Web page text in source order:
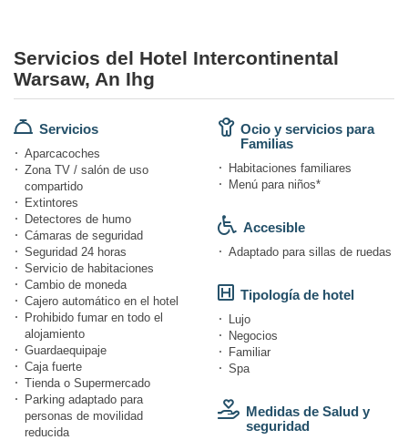
Servicios del Hotel Intercontinental
Warsaw, An Ihg
Servicios
Aparcacoches
Zona TV / salón de uso
compartido
Extintores
Detectores de humo
Cámaras de seguridad
Seguridad 24 horas
Servicio de habitaciones
Cambio de moneda
Cajero automático en el hotel
Prohibido fumar en todo el
alojamiento
Guardaequipaje
Caja fuerte
Tienda o Supermercado
Parking adaptado para
personas de movilidad
reducida
Ocio y servicios para
Familias
Habitaciones familiares
Menú para niños*
Accesible
Adaptado para sillas de ruedas
Tipología de hotel
Lujo
Negocios
Familiar
Spa
Medidas de Salud y
seguridad